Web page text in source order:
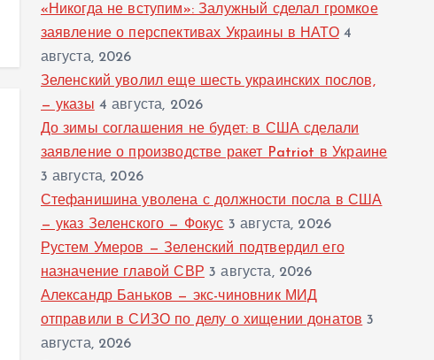
«Никогда не вступим»: Залужный сделал громкое
заявление о перспективах Украины в НАТО 4
августа, 2026
Зеленский уволил еще шесть украинских послов,
— указы 4 августа, 2026
До зимы соглашения не будет: в США сделали
заявление о производстве ракет Patriot в Украине
3 августа, 2026
Стефанишина уволена с должности посла в США
— указ Зеленского — Фокус 3 августа, 2026
Рустем Умеров — Зеленский подтвердил его
назначение главой СВР 3 августа, 2026
Александр Баньков — экс-чиновник МИД
отправили в СИЗО по делу о хищении донатов 3
августа, 2026